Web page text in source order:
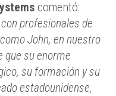
comentó:
profesionales de
John, en nuestro
que su enorme
su formación y su
estadounidense,